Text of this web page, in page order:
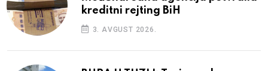
kreditni rejting BiH
3. AVGUST 2026.